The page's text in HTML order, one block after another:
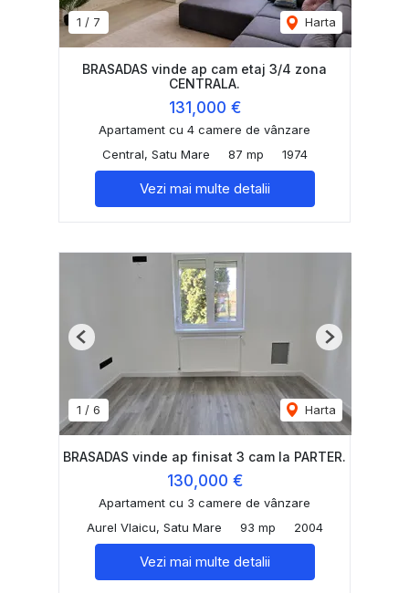
1 / 7 Harta
BRASADAS vinde ap cam etaj 3/4 zona
CENTRALA.
131,000 €
Apartament cu 4 camere de vânzare
Central, Satu Mare
87 mp 1974
Vezi mai multe detalii
1 / 6 Harta
Previous Next
BRASADAS vinde ap finisat 3 cam la PARTER.
130,000 €
Apartament cu 3 camere de vânzare
Aurel Vlaicu, Satu Mare
93 mp 2004
Vezi mai multe detalii